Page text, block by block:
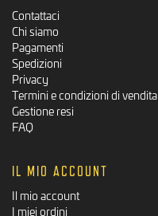
Contattaci
Chi siamo
Pagamenti
Spedizioni
Privacy
Termini e condizioni di vendita
Gestione resi
FAQ
IL MIO ACCOUNT
Il mio account
I miei ordini